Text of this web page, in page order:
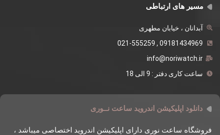
مسیر های ارتباطی
آبدانان ، خیابان مطهری
09181434969 , 021-555259
info@noriwatch.ir
ساعت کاری دفتر : 9 الی 18
دانلود اپلیکیشن اندروید ساعت نــوری
فروشگاه ساعت نوری دارای اپلیکیشن اندروید اختصاصی میباشد ،